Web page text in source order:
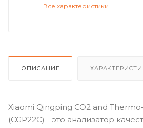
Все характеристики
ОПИСАНИЕ
Xiaomi Qingping CO2 and
(CGP22C) - это анализатор